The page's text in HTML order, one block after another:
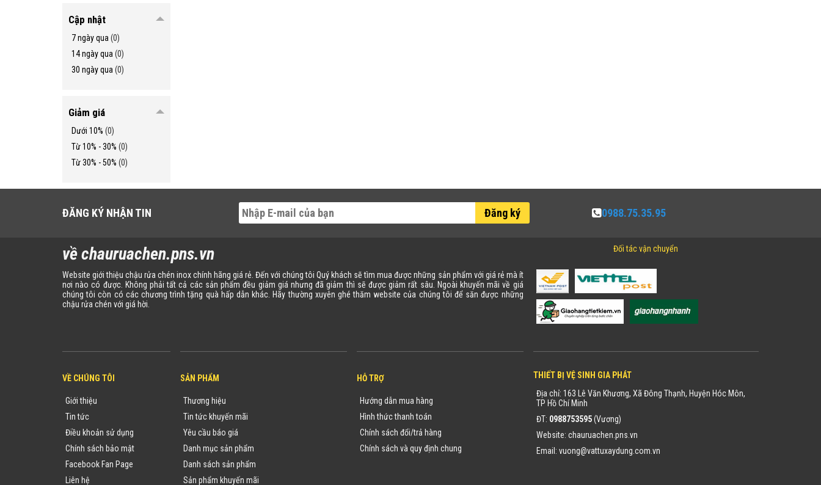
Cập nhật
7 ngày qua (0)
14 ngày qua (0)
30 ngày qua (0)
Giảm giá
Dưới 10% (0)
Từ 10% - 30% (0)
Từ 30% - 50% (0)
ĐĂNG KÝ NHẬN TIN Đăng ký 0988.75.35.95
về chauruachen.pns.vn
Website giới thiệu chậu rửa chén inox chính hãng giá rẻ. Đến với chúng tôi Quý khách sẽ tìm mua được những sản phẩm với giá rẻ mà ít
nơi nào có được. Không phải tất cả các sản phẩm đều giảm giá nhưng đã giảm thì sẽ được giảm rất sâu. Ngoài khuyến mãi về giá
chúng tôi còn có các chương trình tặng quà hấp dẫn khác. Hãy thường xuyên ghé thăm website của chúng tôi để săn được những
chậu rửa chén với giá hời.
Đối tác vận chuyển
VỀ CHÚNG TÔI
Giới thiệu
Tin tức
Điều khoản sử dụng
Chính sách bảo mật
Facebook Fan Page
Liên hệ
SẢN PHẨM
Thương hiệu
Tin tức khuyến mãi
Yêu cầu báo giá
Danh mục sản phẩm
Danh sách sản phẩm
Sản phẩm khuyến mãi
HỖ TRỢ
Hướng dẫn mua hàng
Hình thức thanh toán
Chính sách đổi/trả hàng
Chính sách và quy định chung
THIẾT BỊ VỆ SINH GIA PHÁT
Địa chỉ: 163 Lê Văn Khương, Xã Đông Thạnh, Huyện Hóc Môn,
TP Hồ Chí Minh
ĐT: 0988753595(Vương)
Website: chauruachen.pns.vn
Email: vuong@vattuxaydung.com.vn